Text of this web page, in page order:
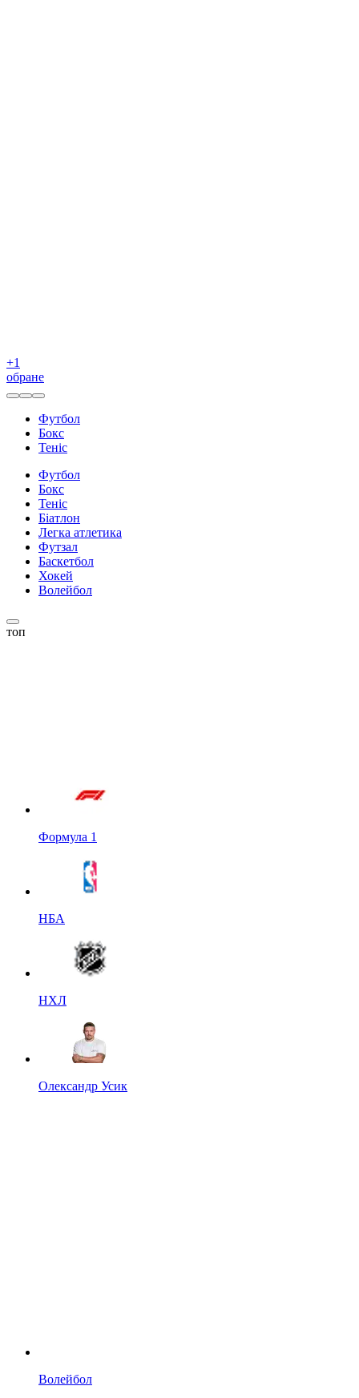
+1
обране
Футбол
Бокс
Теніс
Футбол
Бокс
Теніс
Біатлон
Легка атлетика
Футзал
Баскетбол
Хокей
Волейбол
топ
Формула 1
НБА
НХЛ
Олександр Усик
Волейбол